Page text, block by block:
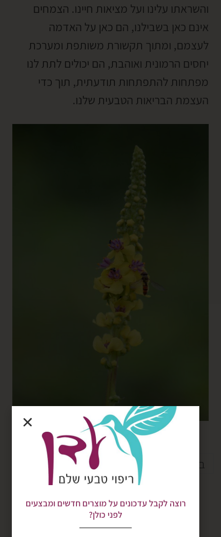
והשראתו עלינו ועל מציאות חיינו. הצמחים
אינם כאן בשבילנו, הם כאן על האדמה
לעצמם, ומתוך תקשורת משותפת ומערכת
יחסים הרמונית ואוהבת, הם יכולים לתת לנו
מפתחות להתפתחות תודעתית, תוך כדי
העצמת הבריאות הטבעית שלנו.
בוצין בוצין מפורץ צמחי מרפא
רוצה לקבל עדכונים על מוצרים חדשים ומבצעים
לפני כולן?